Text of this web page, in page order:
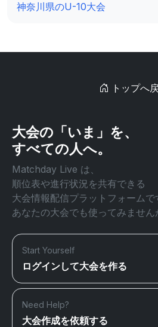
神奈川県のU-10大会
トップへ
大会の「いま」を、
すべての人へ。
Matchday Live は、
順位表や進行状況を共有できる
大会情報配信プラットフォームで
あなたの大会でも使ってみません
Start Yourself
ログインして大会を作る
Need Help?
大会作成を依頼する